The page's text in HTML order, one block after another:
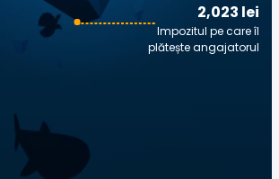
2,023 lei
Impozitul pe care îl
plătește angajatorul